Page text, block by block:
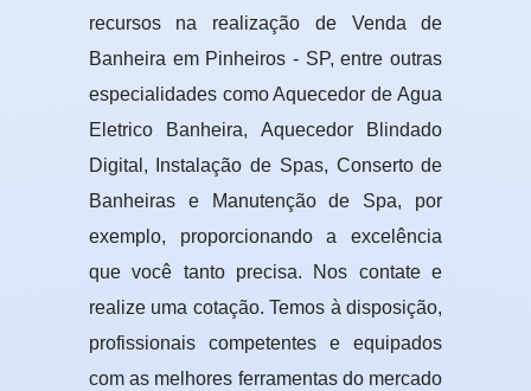
recursos na realização de Venda de
Banheira em Pinheiros - SP, entre outras
especialidades como Aquecedor de Agua
Eletrico Banheira, Aquecedor Blindado
Digital, Instalação de Spas, Conserto de
Banheiras e Manutenção de Spa, por
exemplo, proporcionando a excelência
que você tanto precisa. Nos contate e
realize uma cotação. Temos à disposição,
profissionais competentes e equipados
com as melhores ferramentas do mercado